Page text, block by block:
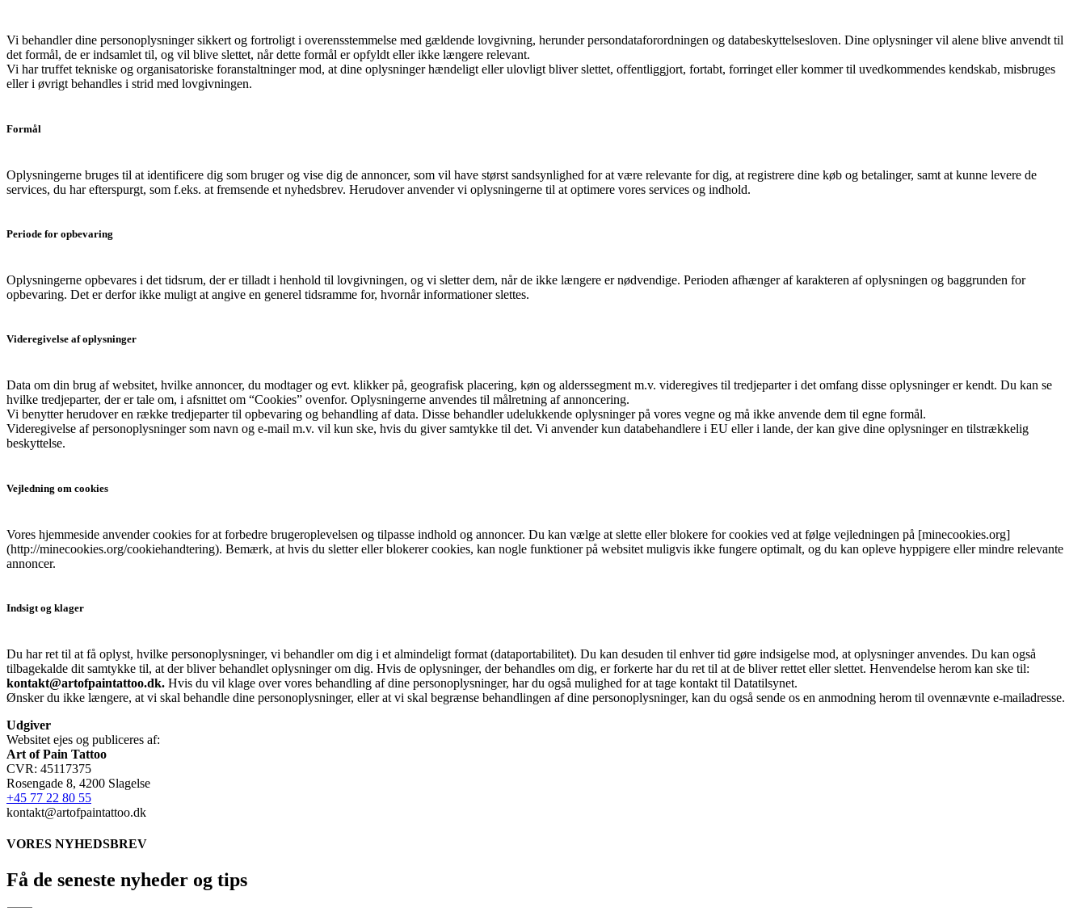
Vi behandler dine personoplysninger sikkert og fortroligt i overensstemmelse med gældende lovgivning, herunder persondataforordningen og databeskyttelsesloven. Dine oplysninger vil alene blive anvendt til
det formål, de er indsamlet til, og vil blive slettet, når dette formål er opfyldt eller ikke længere relevant.
Vi har truffet tekniske og organisatoriske foranstaltninger mod, at dine oplysninger hændeligt eller ulovligt bliver slettet, offentliggjort, fortabt, forringet eller kommer til uvedkommendes kendskab, misbruges
eller i øvrigt behandles i strid med lovgivningen.
Formål
Oplysningerne bruges til at identificere dig som bruger og vise dig de annoncer, som vil have størst sandsynlighed for at være relevante for dig, at registrere dine køb og betalinger, samt at kunne levere de
services, du har efterspurgt, som f.eks. at fremsende et nyhedsbrev. Herudover anvender vi oplysningerne til at optimere vores services og indhold.
Periode for opbevaring
Oplysningerne opbevares i det tidsrum, der er tilladt i henhold til lovgivningen, og vi sletter dem, når de ikke længere er nødvendige. Perioden afhænger af karakteren af oplysningen og baggrunden for
opbevaring. Det er derfor ikke muligt at angive en generel tidsramme for, hvornår informationer slettes.
Videregivelse af oplysninger
Data om din brug af websitet, hvilke annoncer, du modtager og evt. klikker på, geografisk placering, køn og alderssegment m.v. videregives til tredjeparter i det omfang disse oplysninger er kendt. Du kan se
hvilke tredjeparter, der er tale om, i afsnittet om “Cookies” ovenfor. Oplysningerne anvendes til målretning af annoncering.
Vi benytter herudover en række tredjeparter til opbevaring og behandling af data. Disse behandler udelukkende oplysninger på vores vegne og må ikke anvende dem til egne formål.
Videregivelse af personoplysninger som navn og e-mail m.v. vil kun ske, hvis du giver samtykke til det. Vi anvender kun databehandlere i EU eller i lande, der kan give dine oplysninger en tilstrækkelig
beskyttelse.
Vejledning om cookies
Vores hjemmeside anvender cookies for at forbedre brugeroplevelsen og tilpasse indhold og annoncer. Du kan vælge at slette eller blokere for cookies ved at følge vejledningen på [minecookies.org]
(http://minecookies.org/cookiehandtering). Bemærk, at hvis du sletter eller blokerer cookies, kan nogle funktioner på websitet muligvis ikke fungere optimalt, og du kan opleve hyppigere eller mindre relevante
annoncer.
Indsigt og klager
Du har ret til at få oplyst, hvilke personoplysninger, vi behandler om dig i et almindeligt format (dataportabilitet). Du kan desuden til enhver tid gøre indsigelse mod, at oplysninger anvendes. Du kan også
tilbagekalde dit samtykke til, at der bliver behandlet oplysninger om dig. Hvis de oplysninger, der behandles om dig, er forkerte har du ret til at de bliver rettet eller slettet. Henvendelse herom kan ske til:
kontakt@artofpaintattoo.dk. Hvis du vil klage over vores behandling af dine personoplysninger, har du også mulighed for at tage kontakt til Datatilsynet.
Ønsker du ikke længere, at vi skal behandle dine personoplysninger, eller at vi skal begrænse behandlingen af dine personoplysninger, kan du også sende os en anmodning herom til ovennævnte e-mailadresse.
Udgiver
Websitet ejes og publiceres af:
Art of Pain Tattoo
CVR: 45117375
Rosengade 8, 4200 Slagelse
+45 77 22 80 55
kontakt@artofpaintattoo.dk
VORES NYHEDSBREV
Få de seneste nyheder og tips